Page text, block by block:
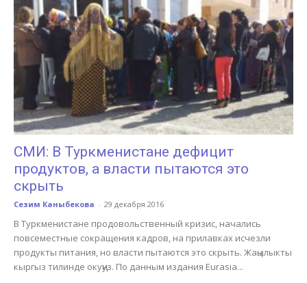
СМИ: В Туркменистане дефицит
продуктов, а власти пытаются это
скрыть
Сезим Каныбекова - 29 декабря 2016
В Туркменистане продовольственный кризис, начались
повсеместные сокращения кадров, на прилавках исчезли
продукты питания, но власти пытаются это скрыть. Жаңылыкты
кыргыз тилинде окуңуз. По данным издания Eurasia...